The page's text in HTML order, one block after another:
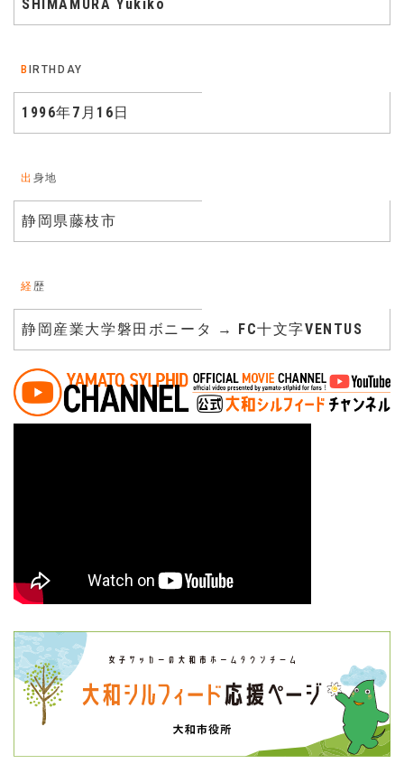
SHIMAMURA Yukiko
BIRTHDAY
1996年7月16日
出身地
静岡県藤枝市
経歴
静岡産業大学磐田ボニータ → FC十文字VENTUS
投稿ナビゲーション